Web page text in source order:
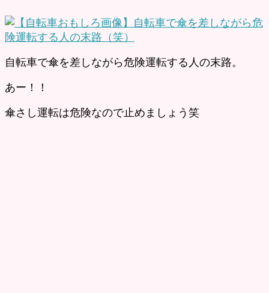
自転車で傘を差しながら危険運転する人の末路。
あー！！
傘さし運転は危険なので止めましょう笑